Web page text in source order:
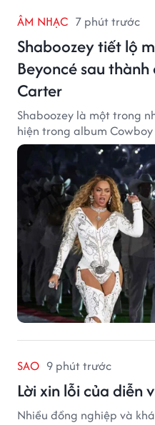
ÂM NHẠC 7 phút trước
Shaboozey tiết lộ
Beyoncé sau
Carter
Shaboozey là một trong
hiện trong album
SAO 9 phút trước
Lời xin lỗi của diễn
Nhiều đồng nghiệp và